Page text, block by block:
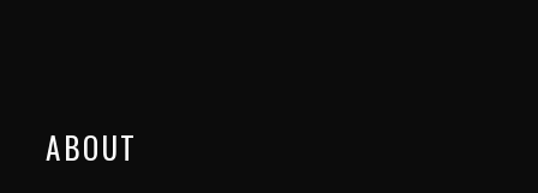
ABOUT